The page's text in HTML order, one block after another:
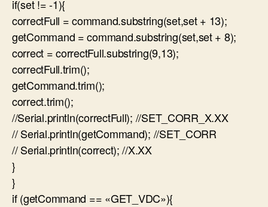
if(set != -1){
correctFull = command.substring(set,set + 13);
getCommand = command.substring(set,set + 8);
correct = correctFull.substring(9,13);
correctFull.trim();
getCommand.trim();
correct.trim();
//Serial.println(correctFull); //SET_CORR_X.XX
// Serial.println(getCommand); //SET_CORR
// Serial.println(correct); //X.XX
}
}
if (getCommand == «GET_VDC»){